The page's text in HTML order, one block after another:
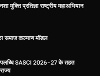
मुक्ति प्रतिज्ञा राष्ट्रीय महाअभियान
समाज कल्याण मॉडल
SASCI 2026-27 के तहत